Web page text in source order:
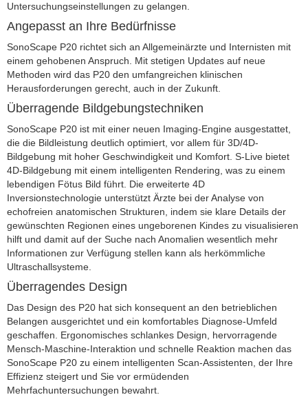
Untersuchungseinstellungen zu gelangen.
Angepasst an Ihre Bedürfnisse
SonoScape P20 richtet sich an Allgemeinärzte und Internisten mit
einem gehobenen Anspruch. Mit stetigen Updates auf neue
Methoden wird das P20 den umfangreichen klinischen
Herausforderungen gerecht, auch in der Zukunft.
Überragende Bildgebungstechniken
SonoScape P20 ist mit einer neuen Imaging-Engine ausgestattet,
die die Bildleistung deutlich optimiert, vor allem für 3D/4D-
Bildgebung mit hoher Geschwindigkeit und Komfort. S-Live bietet
4D-Bildgebung mit einem intelligenten Rendering, was zu einem
lebendigen Fötus Bild führt. Die erweiterte 4D
Inversionstechnologie unterstützt Ärzte bei der Analyse von
echofreien anatomischen Strukturen, indem sie klare Details der
gewünschten Regionen eines ungeborenen Kindes zu visualisieren
hilft und damit auf der Suche nach Anomalien wesentlich mehr
Informationen zur Verfügung stellen kann als herkömmliche
Ultraschallsysteme.
Überragendes Design
Das Design des P20 hat sich konsequent an den betrieblichen
Belangen ausgerichtet und ein komfortables Diagnose-Umfeld
geschaffen. Ergonomisches schlankes Design, hervorragende
Mensch-Maschine-Interaktion und schnelle Reaktion machen das
SonoScape P20 zu einem intelligenten Scan-Assistenten, der Ihre
Effizienz steigert und Sie vor ermüdenden
Mehrfachuntersuchungen bewahrt.